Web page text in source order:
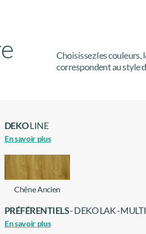
Choisissez les couleurs,
correspondent au style
DEKOLINE
En savoir plus
Chêne Ancien
PRÉFÉRENTIELS- DEKO LAK -
En savoir plus